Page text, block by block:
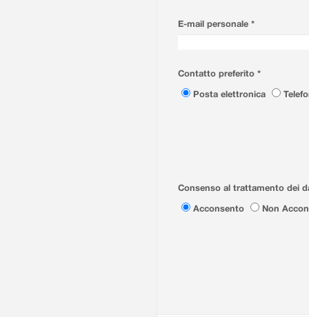
E-mail personale *
Contatto preferito *
Posta elettronica
Consenso al trattamento dei
Acconsento
Non